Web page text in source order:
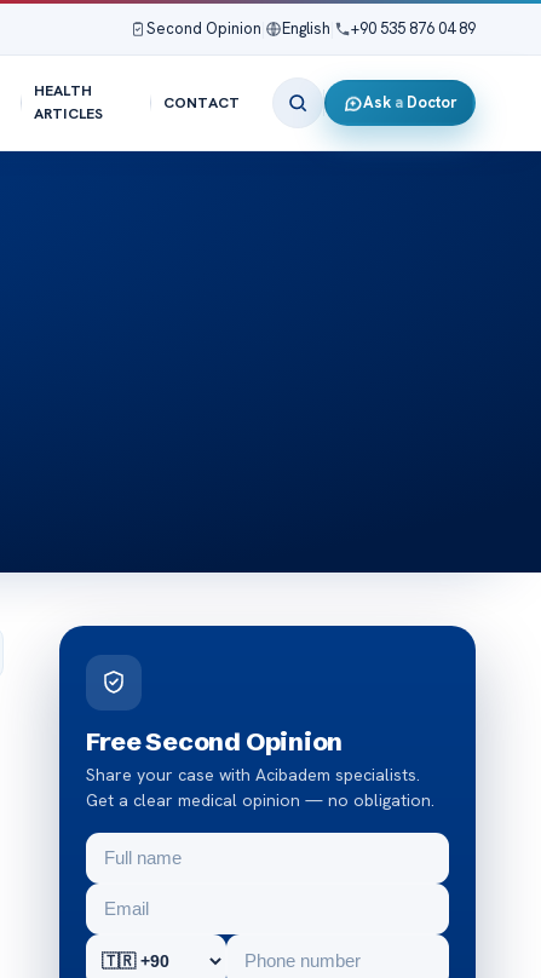
Second Opinion English +90 535 876 04 89
HEALTH
ARTICLES
CONTACT Ask a Doctor
Free Second Opinion
Share your case with Acibadem specialists.
Get a clear medical opinion — no obligation.